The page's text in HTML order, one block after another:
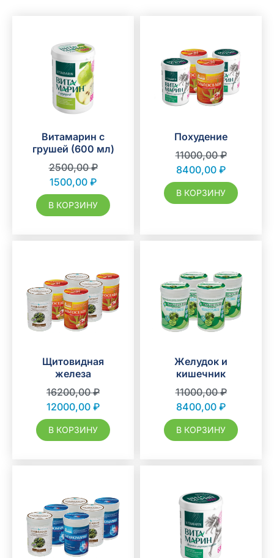
Витамарин с
грушей (600 мл)
2500,00₽
1500,00 ₽
В КОРЗИНУ
Похудение
11000,00₽
8400,00 ₽
В КОРЗИНУ
Щитовидная
железа
16200,00₽
12000,00 ₽
В КОРЗИНУ
Желудок и
кишечник
11000,00₽
8400,00 ₽
В КОРЗИНУ